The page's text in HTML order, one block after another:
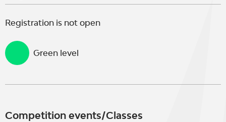
Registration is not open
Green level
Competition events/Classes